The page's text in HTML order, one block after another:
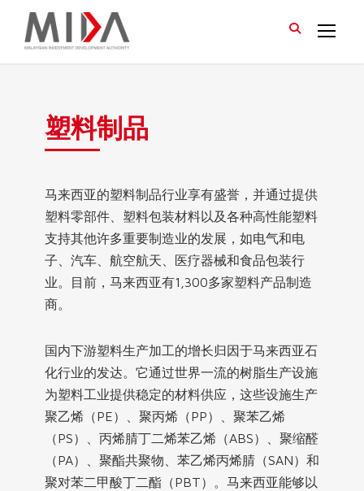
塑料制品
马来西亚的塑料制品行业享有盛誉，并通过提供
塑料零部件、塑料包装材料以及各种高性能塑料
支持其他许多重要制造业的发展，如电气和电
子、汽车、航空航天、医疗器械和食品包装行
业。目前，马来西亚有1,300多家塑料产品制造
商。
国内下游塑料生产加工的增长归因于马来西亚石
化行业的发达。它通过世界一流的树脂生产设施
为塑料工业提供稳定的材料供应，这些设施生产
聚乙烯（PE）、聚丙烯（PP）、聚苯乙烯
（PS）、丙烯腈丁二烯苯乙烯（ABS）、聚缩醛
（PA）、聚酯共聚物、苯乙烯丙烯腈（SAN）和
聚对苯二甲酸丁二酯（PBT）。马来西亚能够以